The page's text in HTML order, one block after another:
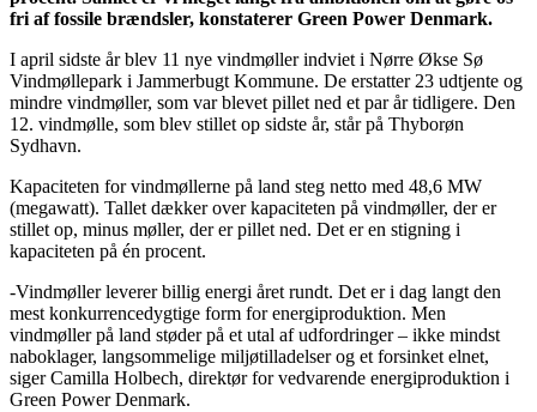
fri af fossile brændsler, konstaterer Green Power Denmark.
I april sidste år blev 11 nye vindmøller indviet i Nørre Økse Sø
Vindmøllepark i Jammerbugt Kommune. De erstatter 23 udtjente og
mindre vindmøller, som var blevet pillet ned et par år tidligere. Den
12. vindmølle, som blev stillet op sidste år, står på Thyborøn
Sydhavn.
Kapaciteten for vindmøllerne på land steg netto med 48,6 MW
(megawatt). Tallet dækker over kapaciteten på vindmøller, der er
stillet op, minus møller, der er pillet ned. Det er en stigning i
kapaciteten på én procent.
-Vindmøller leverer billig energi året rundt. Det er i dag langt den
mest konkurrencedygtige form for energiproduktion. Men
vindmøller på land støder på et utal af udfordringer – ikke mindst
naboklager, langsommelige miljøtilladelser og et forsinket elnet,
siger Camilla Holbech, direktør for vedvarende energiproduktion i
Green Power Denmark.